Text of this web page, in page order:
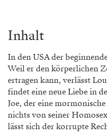
Inhalt
In den USA der
Weil er den körperlichen
ertragen kann, verlässt
findet eine neue Liebe in
Joe, der eine
nichts von seiner
lässt sich der korrupte